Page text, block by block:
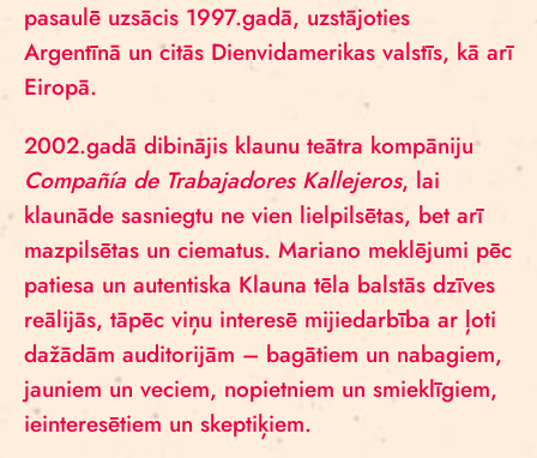
pasaulē uzsācis 1997.gadā, uzstājoties
Argentīnā un citās Dienvidamerikas valstīs, kā arī
Eiropā.
2002.gadā dibinājis klaunu teātra kompāniju
Compañía de Trabajadores Kallejeros, lai
klaunāde sasniegtu ne vien lielpilsētas, bet arī
mazpilsētas un ciematus. Mariano meklējumi pēc
patiesa un autentiska Klauna tēla balstās dzīves
reālijās, tāpēc viņu interesē mijiedarbība ar ļoti
dažādām auditorijām – bagātiem un nabagiem,
jauniem un veciem, nopietniem un smieklīgiem,
ieinteresētiem un skeptiķiem.